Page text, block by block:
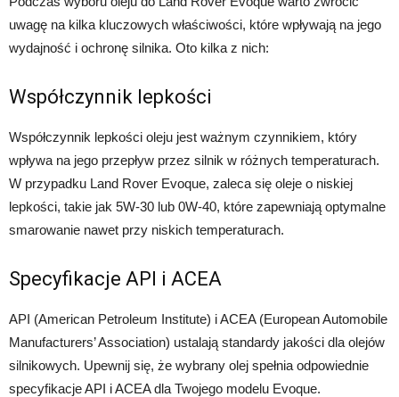
uwagę na kilka kluczowych właściwości, które wpływają na jego
wydajność i ochronę silnika. Oto kilka z nich:
Współczynnik lepkości
Współczynnik lepkości oleju jest ważnym czynnikiem, który
wpływa na jego przepływ przez silnik w różnych temperaturach.
W przypadku Land Rover Evoque, zaleca się oleje o niskiej
lepkości, takie jak 5W-30 lub 0W-40, które zapewniają optymalne
smarowanie nawet przy niskich temperaturach.
Specyfikacje API i ACEA
API (American Petroleum Institute) i ACEA (European Automobile
Manufacturers’ Association) ustalają standardy jakości dla olejów
silnikowych. Upewnij się, że wybrany olej spełnia odpowiednie
specyfikacje API i ACEA dla Twojego modelu Evoque.